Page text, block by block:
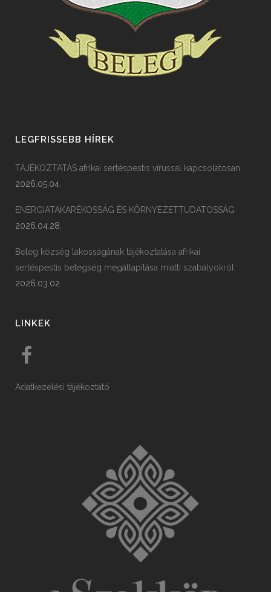
LEGFRISSEBB HÍREK
TÁJÉKOZTATÁS afrikai sertéspestis vírussal kapcsolatosan
2026.05.04.
ENERGIATAKARÉKOSSÁG ÉS KÖRNYEZETTUDATOSSÁG
2026.04.28.
Beleg község lakosságának tájékoztatása afrikai
sertéspestis betegség megállapítása miatti szabályokról
2026.03.02.
LINKEK
Adatkezelési tájékoztató